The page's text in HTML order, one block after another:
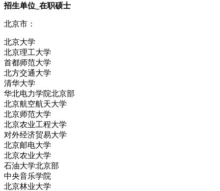
招生单位_在职硕士
北京市：
北京大学
北京理工大学
首都师范大学
北方交通大学
清华大学
华北电力学院北京部
北京航空航天大学
北京师范大学
北京农业工程大学
对外经济贸易大学
北京邮电大学
北京农业大学
石油大学北京部
中央音乐学院
北京林业大学